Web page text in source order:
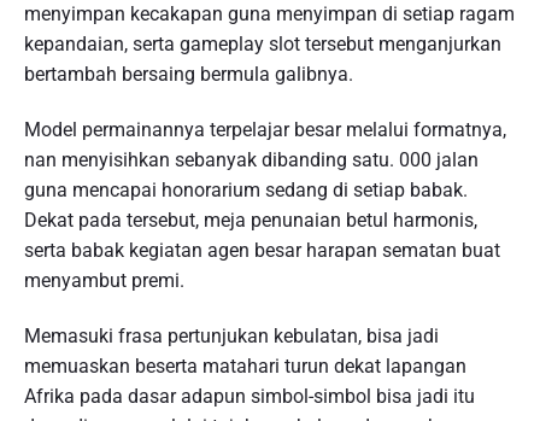
menyimpan kecakapan guna menyimpan di setiap ragam
kepandaian, serta gameplay slot tersebut menganjurkan
bertambah bersaing bermula galibnya.
Model permainannya terpelajar besar melalui formatnya,
nan menyisihkan sebanyak dibanding satu. 000 jalan
guna mencapai honorarium sedang di setiap babak.
Dekat pada tersebut, meja penunaian betul harmonis,
serta babak kegiatan agen besar harapan sematan buat
menyambut premi.
Memasuki frasa pertunjukan kebulatan, bisa jadi
memuaskan beserta matahari turun dekat lapangan
Afrika pada dasar adapun simbol-simbol bisa jadi itu